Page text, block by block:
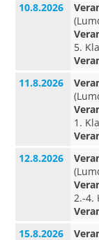
10.8.2026
5.
11.8.2026
1.
12.8.2026
2.-4.
15.8.2026